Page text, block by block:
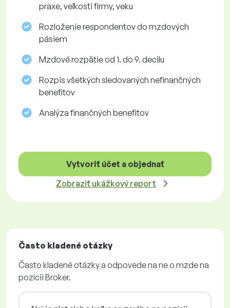
praxe, veľkosti firmy, veku
Rozloženie respondentov do mzdových
pásiem
Mzdové rozpätie od 1. do 9. decilu
Rozpis všetkých sledovaných nefinančných
benefitov
Analýza finančných benefitov
Vytvoriť účet a objednať
Zobraziť ukážkový report
Často kladené otázky
Často kladené otázky a odpovede na ne o mzde na
pozícii Broker.